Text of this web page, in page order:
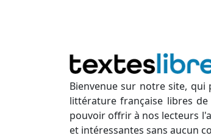
Bienvenue sur notre site, qui
littérature française libres
pouvoir offrir à nos lecteurs
et intéressantes sans aucun